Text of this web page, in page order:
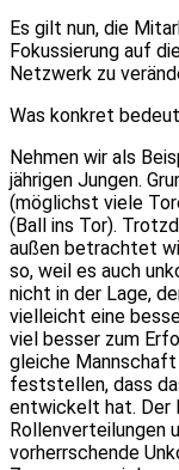
Es gilt nun, die
Fokussierung auf
Netzwerk zu
Was konkret
Nehmen wir als
jährigen Jungen.
(möglichst viele
(Ball ins Tor).
außen betrachtet
so, weil es auch
nicht in der Lage,
vielleicht eine
viel besser zum
gleiche
feststellen, dass
entwickelt hat. Der
Rollenverteilungen
vorherrschende